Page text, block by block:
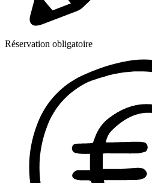
Réservation obligatoire